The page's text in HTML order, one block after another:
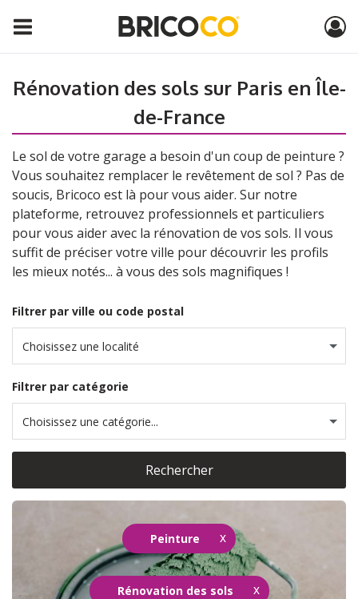
Peinture
Rénovation des sols
Rénovation des sols sur Paris en Île-
de-France
Le sol de votre garage a besoin d'un coup de peinture ?
Vous souhaitez remplacer le revêtement de sol ? Pas de
soucis, Bricoco est là pour vous aider. Sur notre
plateforme, retrouvez professionnels et particuliers
pour vous aider avec la rénovation de vos sols. Il vous
suffit de préciser votre ville pour découvrir les profils
les mieux notés... à vous des sols magnifiques !
Filtrer par ville ou code postal
Choisissez une localité
Filtrer par catégorie
Choisissez une catégorie...
Rechercher